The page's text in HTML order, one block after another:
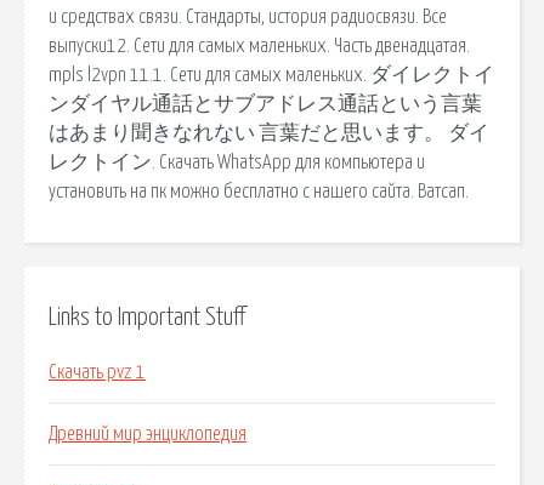
и средствах связи. Стандарты, история радиосвязи. Все
выпуски12. Сети для самых маленьких. Часть двенадцатая.
mpls l2vpn 11.1. Сети для самых маленьких. ダイレクトイ
ンダイヤル通話とサブアドレス通話という言葉
はあまり聞きなれない 言葉だと思います。 ダイ
レクトイン. Скачать WhatsApp для компьютера и
установить на пк можно бесплатно с нашего сайта. Ватсап.
Links to Important Stuff
Скачать pvz 1
Древний мир энциклопедия